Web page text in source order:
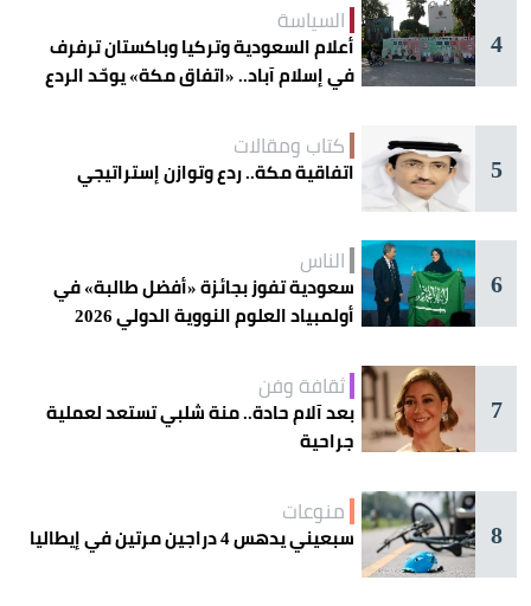
4
السياسة
أعلام السعودية وتركيا وباكستان ترفرف
في إسلام آباد.. «اتفاق مكة» يوحّد الردع
5
كتاب ومقالات
اتفاقية مكة.. ردع وتوازن إستراتيجي
6
الناس
سعودية تفوز بجائزة «أفضل طالبة» في
أولمبياد العلوم النووية الدولي 2026
7
ثقافة وفن
بعد آلام حادة.. منة شلبي تستعد لعملية
جراحية
8
منوعات
سبعيني يدهس 4 دراجين مرتين في إيطاليا